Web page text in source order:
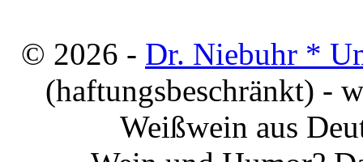
© 2026 - Dr. Niebuhr *
(haftungsbeschränkt) -
Weißwein aus